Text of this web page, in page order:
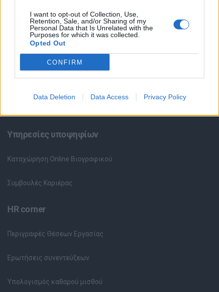
I want to opt-out of Collection, Use,
Retention, Sale, and/or Sharing of my
Personal Data that Is Unrelated with the
Purposes for which it was collected.
Opted Out
CONFIRM
Data Deletion Data Access Privacy Policy
Θέσεις εργασίας
Όλες οι Θέσεις Εργασίας
Θέσεις Εργασίας ανά Ειδικότητα
Υπηρεσίες υποψηφίων
Καταχώρηση Online Βιογραφικού
Συμβουλές Καριέρας
HR corner
Περιγραφές Θέσεων Εργασίας
Ερωτήσεις συνεντεύξεων
Υπολογισμός καθαρού μισθού